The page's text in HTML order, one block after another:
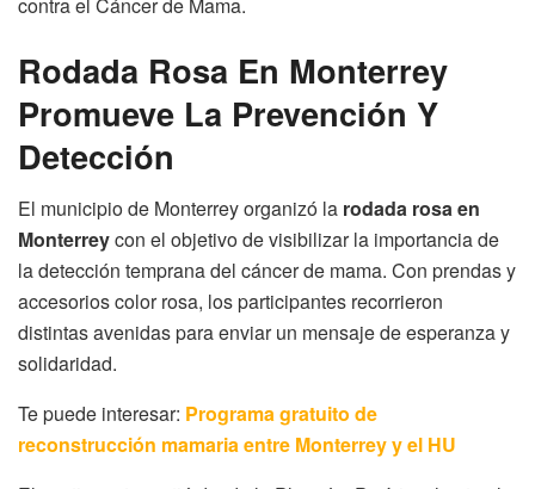
Rodada Rosa En Monterrey
Promueve La Prevención Y
Detección
El municipio de Monterrey organizó la rodada rosa en
Monterreycon el objetivo de visibilizar la importancia de
la detección temprana del cáncer de mama. Con prendas y
accesorios color rosa, los participantes recorrieron
distintas avenidas para enviar un mensaje de esperanza y
solidaridad.
Te puede interesar: Programa gratuito de
reconstrucción mamaria entre Monterrey y el HU